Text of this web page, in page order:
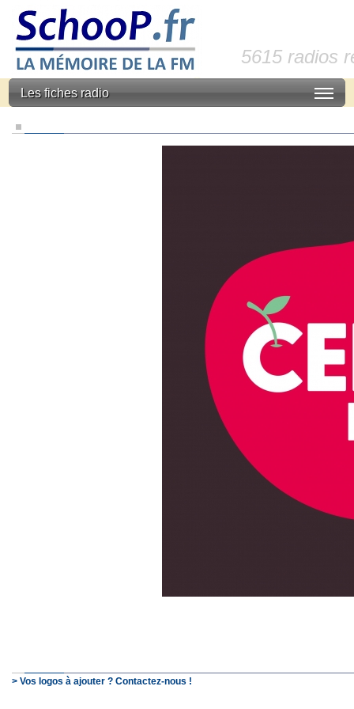
5615 radios
Les fiches radio
> Vos logos à ajouter ? Contactez-nous !